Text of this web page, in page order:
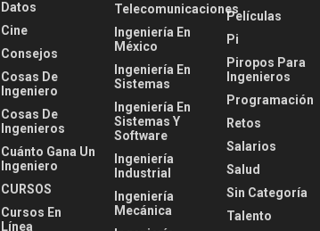
Datos
Cine
Consejos
Cosas De
Ingeniero
Cosas De
Ingenieros
Cuánto Gana Un
Ingeniero
CURSOS
Cursos En
Línea
Telecomunicaciones
Ingeniería En
México
Ingeniería En
Sistemas
Ingeniería En
Sistemas Y
Software
Ingeniería
Industrial
Ingeniería
Mecánica
Películas
Pi
Piropos Para
Ingenieros
Programación
Retos
Salarios
Salud
Sin Categoría
Talento